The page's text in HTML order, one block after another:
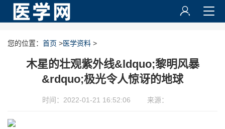
您的位置： 首页 >医学资料 >
木星的壮观紫外线&ldquo;黎明风暴
&rdquo;极光令人惊讶的地球
时间：2022-01-21 16:52:06 来源：